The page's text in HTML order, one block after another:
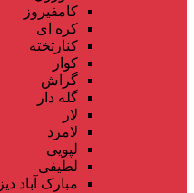
کامفیروز
کره ای
کنارتخته
کوار
گراش
گله دار
لار
لامرد
لپویی
لطیفی
مبارک آباد دیز